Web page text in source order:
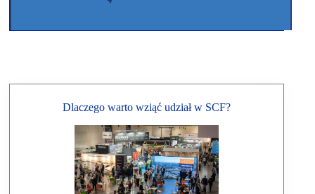
Dlaczego warto wziąć udział w SCF?